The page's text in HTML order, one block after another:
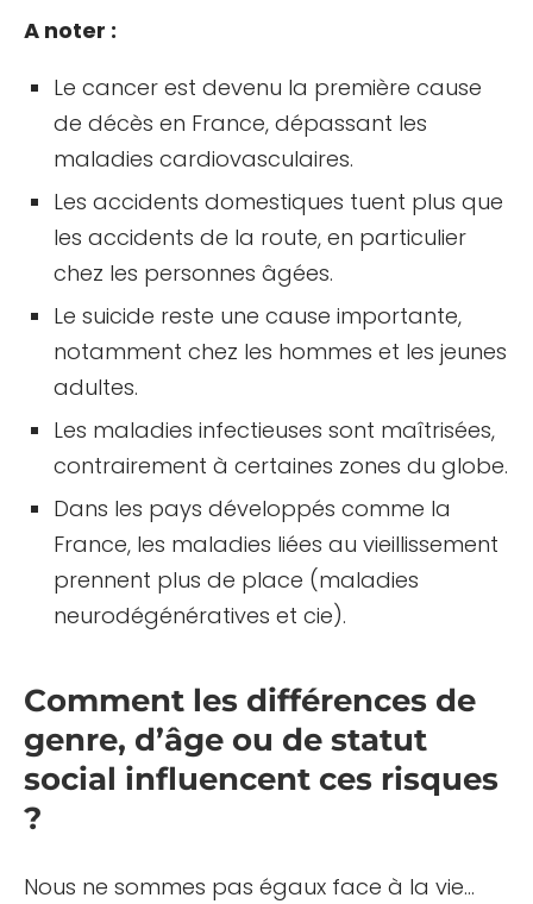
A noter :
Le cancer est devenu la première cause
de décès en France, dépassant les
maladies cardiovasculaires.
Les accidents domestiques tuent plus que
les accidents de la route, en particulier
chez les personnes âgées.
Le suicide reste une cause importante,
notamment chez les hommes et les jeunes
adultes.
Les maladies infectieuses sont maîtrisées,
contrairement à certaines zones du globe.
Dans les pays développés comme la
France, les maladies liées au vieillissement
prennent plus de place (maladies
neurodégénératives et cie).
Comment les différences de
genre, d’âge ou de statut
social influencent ces risques
?
Nous ne sommes pas égaux face à la vie…